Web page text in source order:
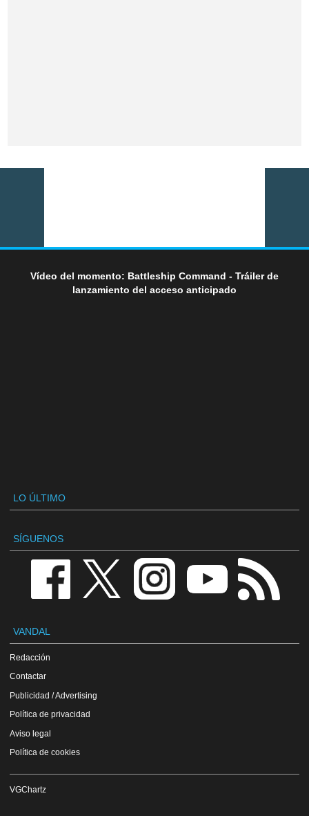
Vídeo del momento: Battleship Command - Tráiler de
lanzamiento del acceso anticipado
LO ÚLTIMO
SÍGUENOS
VANDAL
Redacción
Contactar
Publicidad / Advertising
Política de privacidad
Aviso legal
Política de cookies
VGChartz